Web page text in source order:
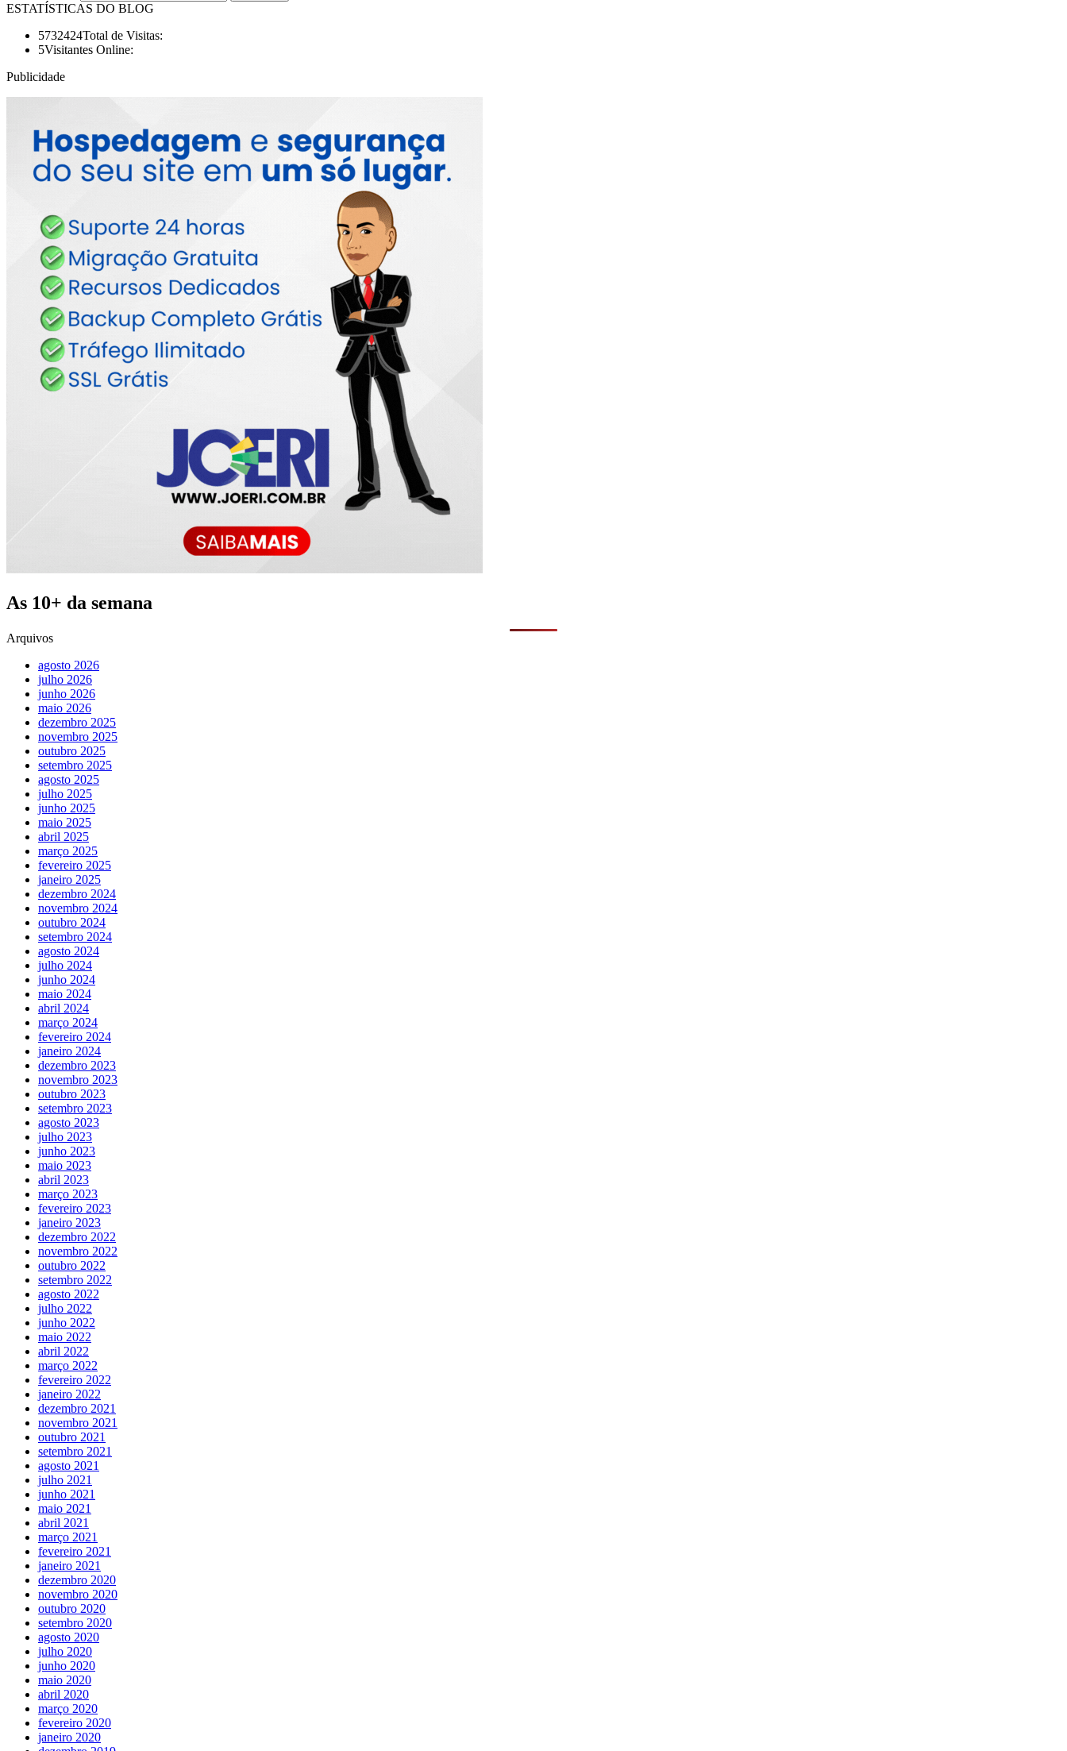
ESTATÍSTICAS DO BLOG
5732424Total de Visitas:
5Visitantes Online:
Publicidade
As 10+ da semana
Arquivos
agosto 2026
julho 2026
junho 2026
maio 2026
dezembro 2025
novembro 2025
outubro 2025
setembro 2025
agosto 2025
julho 2025
junho 2025
maio 2025
abril 2025
março 2025
fevereiro 2025
janeiro 2025
dezembro 2024
novembro 2024
outubro 2024
setembro 2024
agosto 2024
julho 2024
junho 2024
maio 2024
abril 2024
março 2024
fevereiro 2024
janeiro 2024
dezembro 2023
novembro 2023
outubro 2023
setembro 2023
agosto 2023
julho 2023
junho 2023
maio 2023
abril 2023
março 2023
fevereiro 2023
janeiro 2023
dezembro 2022
novembro 2022
outubro 2022
setembro 2022
agosto 2022
julho 2022
junho 2022
maio 2022
abril 2022
março 2022
fevereiro 2022
janeiro 2022
dezembro 2021
novembro 2021
outubro 2021
setembro 2021
agosto 2021
julho 2021
junho 2021
maio 2021
abril 2021
março 2021
fevereiro 2021
janeiro 2021
dezembro 2020
novembro 2020
outubro 2020
setembro 2020
agosto 2020
julho 2020
junho 2020
maio 2020
abril 2020
março 2020
fevereiro 2020
janeiro 2020